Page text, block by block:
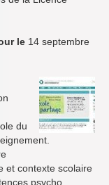
le 14 septembre
du
et contexte scolaire
psycho